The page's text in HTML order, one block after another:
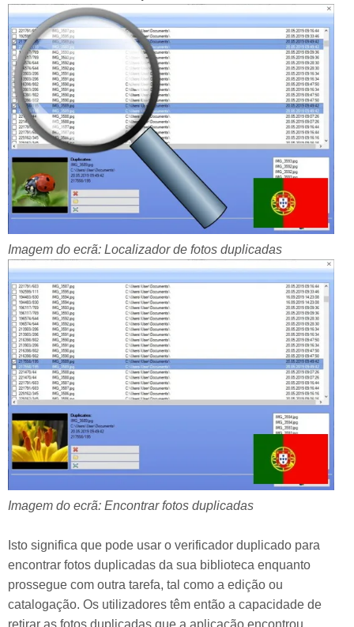
Imagem do ecrã: Localizador de fotos duplicadas
Imagem do ecrã: Encontrar fotos duplicadas
Isto significa que pode usar o verificador duplicado para
encontrar fotos duplicadas da sua biblioteca enquanto
prossegue com outra tarefa, tal como a edição ou
catalogação. Os utilizadores têm então a capacidade de
retirar as fotos duplicadas que a aplicação encontrou,